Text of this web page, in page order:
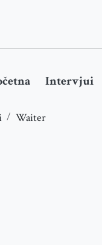
Intervjui
Waiter